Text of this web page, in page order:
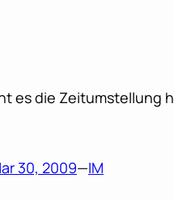
es die Zeitumstellung
30, 2009—IM